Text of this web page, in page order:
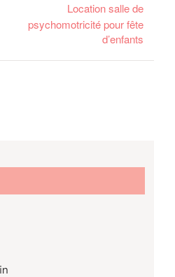
Location salle de
psychomotricité pour fête
d’enfants